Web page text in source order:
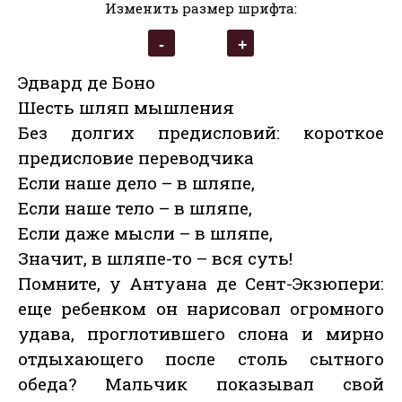
Изменить размер шрифта:
Эдвард де Боно
Шесть шляп мышления
Без долгих предисловий: короткое
предисловие переводчика
Если наше дело – в шляпе,
Если наше тело – в шляпе,
Если даже мысли – в шляпе,
Значит, в шляпе-то – вся суть!
Помните, у Антуана де Сент-Экзюпери:
еще ребенком он нарисовал огромного
удава, проглотившего слона и мирно
отдыхающего после столь сытного
обеда? Мальчик показывал свой